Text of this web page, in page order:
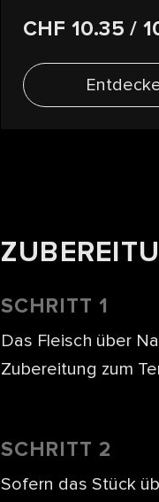
CHF 10.35/
SCHRITT 1
Das Fleisch über
Zubereitung zum
SCHRITT 2
Sofern das Stück